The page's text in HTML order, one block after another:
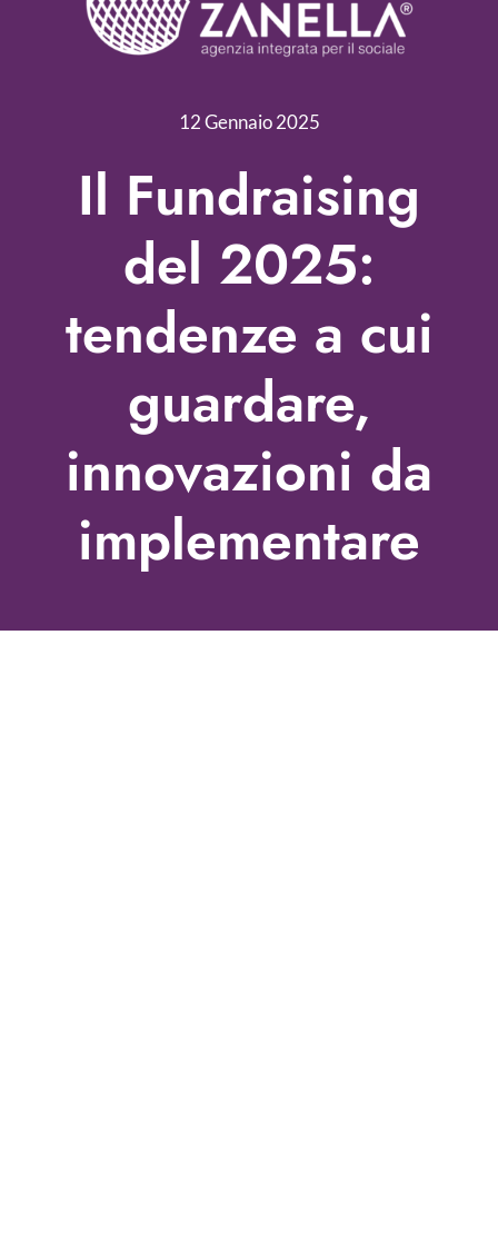
Servizi
Nonprofit Blog
Libri
Fundraising Academy
Multimedia
Come contattarci
12 Gennaio 2025
Il Fundraising
del 2025:
tendenze a cui
guardare,
innovazioni da
implementare